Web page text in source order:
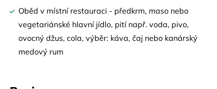
Oběd v místní restauraci - předkrm, maso nebo
vegetariánské hlavní jídlo, pití např. voda, pivo,
ovocný džus, cola, výběr: káva, čaj nebo kanárský
medový rum